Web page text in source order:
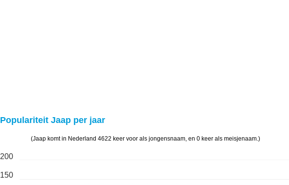
Populariteit Jaap per jaar
(Jaap komt in Nederland 4622 keer voor als jongensnaam, en 0 keer als meisjenaam.)
200
150